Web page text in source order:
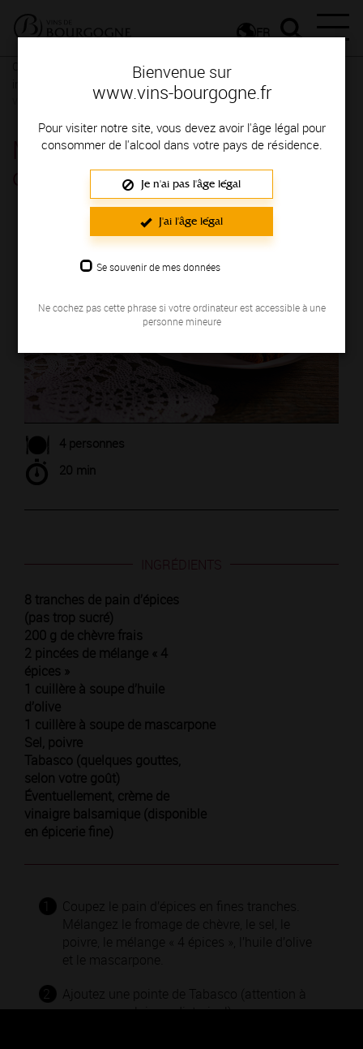
Bienvenue sur
www.vins-bourgogne.fr
Pour visiter notre site, vous devez avoir l'âge légal pour
consommer de l'alcool dans votre pays de résidence.
Je n'ai pas l'âge légal
J'ai l'âge légal
Se souvenir de mes données
Ne cochez pas cette phrase si votre ordinateur est accessible à une
personne mineure
FR
Les meilleurs accords
Recettes végétariennes
Recettes
Millefeuille de pain d’épices et
4 personnes
20 min
INGRÉDIENTS
8 tranches de pain d’épices
(pas trop sucré)
200 g de chèvre frais
2 pincées de mélange « 4
épices »
1 cuillère à soupe d’huile
d’olive
1 cuillère à soupe de mascarpone
Sel, poivre
Tabasco (quelques gouttes,
selon votre goût)
Éventuellement, crème de
vinaigre balsamique (disponible
en épicerie fine)
Coupez le pain d’épices en fines tranches.
Mélangez le fromage de chèvre, le sel, le
poivre, le mélange « 4 épices », l’huile d’olive
et le mascarpone.
2
Ajoutez une pointe de Tabasco (attention à
ne pas vous laisser distraire !).